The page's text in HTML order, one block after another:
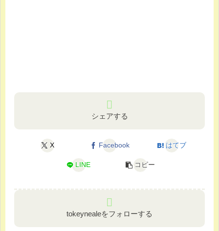
シェアする
X Facebook はてブ
LINE コピー
tokeynealeをフォローする